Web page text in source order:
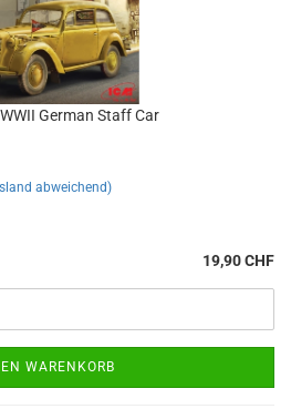
German Staff Car
abweichend)
19,90 CHF
WARENKORB